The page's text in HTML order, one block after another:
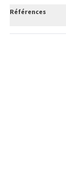
Références